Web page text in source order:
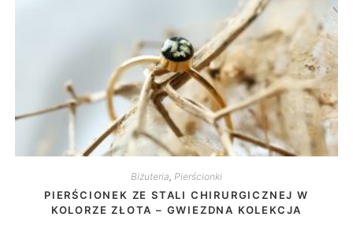
Biżuteria, Pierścionki
PIERŚCIONEK ZE STALI CHIRURGICZNEJ W
KOLORZE ZŁOTA – GWIEZDNA KOLEKCJA